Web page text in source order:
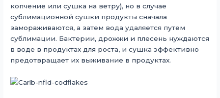
копчение или сушка на ветру), но в случае
сублимационной сушки продукты сначала
замораживаются, а затем вода удаляется путем
сублимации. Бактерии, дрожжи и плесень нуждаются
в воде в продуктах для роста, и сушка эффективно
предотвращает их выживание в продуктах.